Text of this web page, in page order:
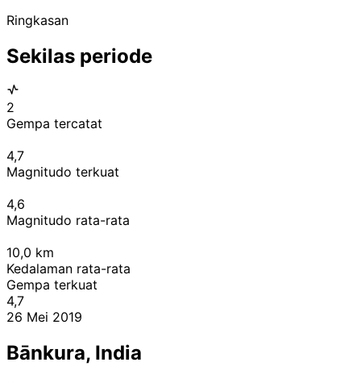
Ringkasan
Sekilas periode
2
Gempa tercatat
4,7
Magnitudo terkuat
4,6
Magnitudo rata-rata
10,0 km
Kedalaman rata-rata
Gempa terkuat
4,7
26 Mei 2019
Bānkura, India